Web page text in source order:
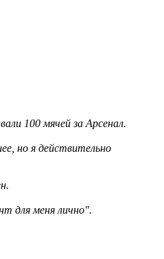
100 мячей за Арсенал.
но я действительно
для меня лично".